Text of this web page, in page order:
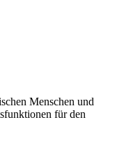
Menschen und
für den